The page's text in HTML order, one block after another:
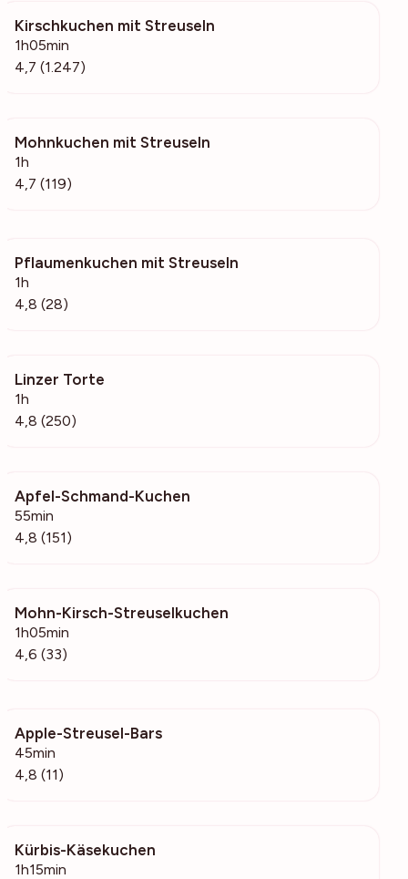
Kirschkuchen mit Streuseln
1h05min
4,7 (1.247)
Mohnkuchen mit Streuseln
1h
4,7 (119)
Pflaumenkuchen mit Streuseln
1h
4,8 (28)
Linzer Torte
1h
4,8 (250)
Apfel-Schmand-Kuchen
55min
4,8 (151)
Mohn-Kirsch-Streuselkuchen
1h05min
4,6 (33)
Apple-Streusel-Bars
45min
4,8 (11)
Kürbis-Käsekuchen
1h15min